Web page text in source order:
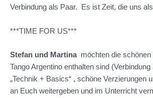
Verbindung als Paar. Es ist Zeit, die uns als
***TIME FOR US***
Stefan und Martina möchten die
Tango Argentino enthalten sind
„Technik + Basics“ , schöne Verzierungen
an Euch weitergeben und im Unterricht